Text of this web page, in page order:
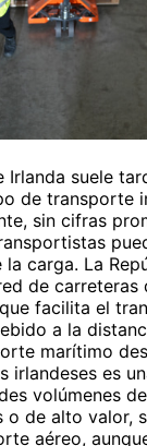
Irlanda suele
de transporte
sin cifras
carga. La
de carreteras
facilita el
a la
marítimo
irlandeses es
volúmenes
o de alto valor,
aéreo,